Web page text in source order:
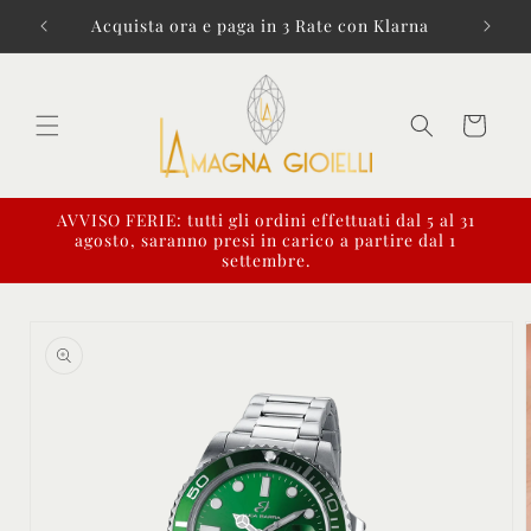
direttamente
ai contenuti
€ 99! Acquista ora e paga in 3 Rate con Klarna
Carrello
AVVISO FERIE: tutti gli ordini effettuati dal 5 al 31
agosto, saranno presi in carico a partire dal 1
settembre.
informazioni
sul prodotto